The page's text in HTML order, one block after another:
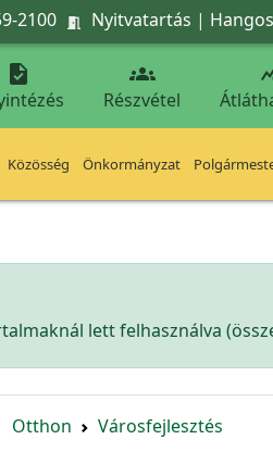
2100  Nyitvatartás |
 
Részvétel
Közösség Önkormányzat
lett felhasználva
Otthon Városfejlesztés